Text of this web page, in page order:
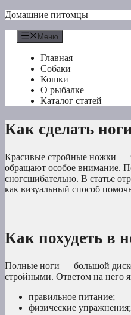
Перейти
содержимому
Домашние питомцы
Меню
Главная
Собаки
Кошки
О рыбалке
Каталог статей
Как сделать
Красивые стройные ножки —
обращают особое внимание.
сногсшибательно. В статье
как визуальный способ
Как похудеть в
Полные ноги — большой
стройными. Ответом на него
правильное питание;
физические упражнения;